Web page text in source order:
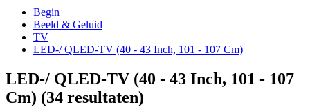
Begin
Beeld & Geluid
TV
LED-/ QLED-TV (40 - 43 Inch, 101 - 107 Cm)
LED-/ QLED-TV (40 - 43 Inch, 101 - 107
Cm) (34 resultaten)